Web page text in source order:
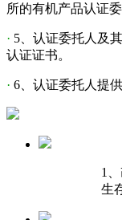
所的有机产品认证委
· 5、认证委托人及
认证证书。
· 6、认证委托人提
1
生